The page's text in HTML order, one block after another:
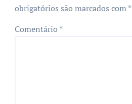
obrigatórios são marcados com*
Comentário *